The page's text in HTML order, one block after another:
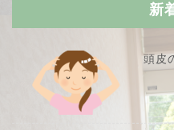
新
頭皮